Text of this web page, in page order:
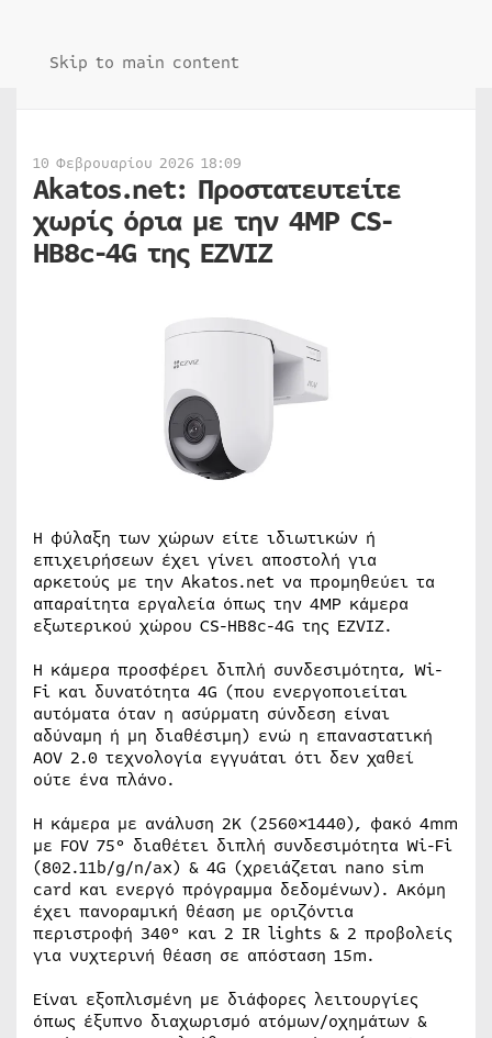
Skip to main content
10 Φεβρουαρίου 2026 18:09
Akatos.net: Προστατευτείτε
χωρίς όρια με την 4MP CS-
HB8c-4G της EZVIZ
Η φύλαξη των χώρων είτε ιδιωτικών ή
επιχειρήσεων έχει γίνει αποστολή για
αρκετούς με την Akatos.net να προμηθεύει τα
απαραίτητα εργαλεία όπως την 4MP κάμερα
εξωτερικού χώρου CS-HB8c-4G της EZVIZ.
Η κάμερα προσφέρει διπλή συνδεσιμότητα, Wi-
Fi και δυνατότητα 4G (που ενεργοποιείται
αυτόματα όταν η ασύρματη σύνδεση είναι
αδύναμη ή μη διαθέσιμη) ενώ η επαναστατική
AOV 2.0 τεχνολογία εγγυάται ότι δεν χαθεί
ούτε ένα πλάνο.
Η κάμερα με ανάλυση 2Κ (2560×1440), φακό 4mm
με FOV 75° διαθέτει διπλή συνδεσιμότητα Wi-Fi
(802.11b/g/n/ax) & 4G (χρειάζεται nano sim
card και ενεργό πρόγραμμα δεδομένων). Ακόμη
έχει πανοραμική θέαση με οριζόντια
περιστροφή 340° και 2 IR lights & 2 προβολείς
για νυχτερινή θέαση σε απόσταση 15m.
Είναι εξοπλισμένη με διάφορες λειτουργίες
όπως έξυπνο διαχωρισμό ατόμων/οχημάτων &